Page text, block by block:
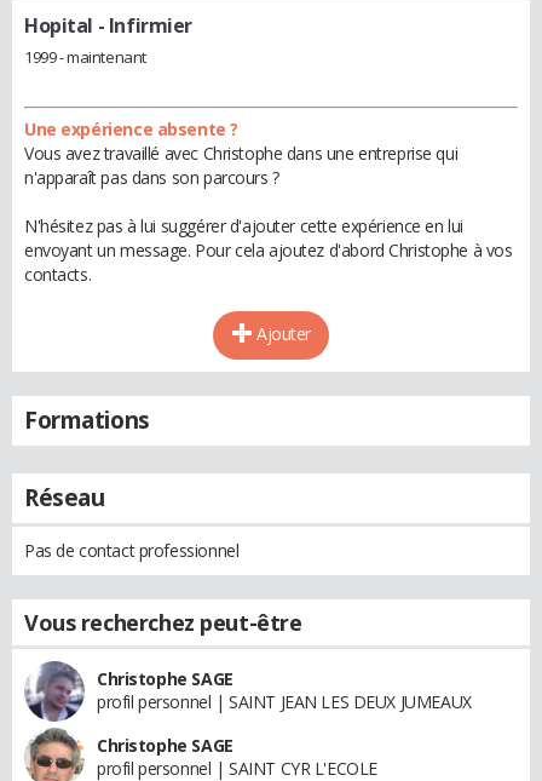
Hopital - Infirmier
1999 - maintenant
Une expérience absente ?
Vous avez travaillé avec Christophe dans une entreprise qui
n'apparaît pas dans son parcours ?
N'hésitez pas à lui suggérer d'ajouter cette expérience en lui
envoyant un message. Pour cela ajoutez d'abord Christophe à vos
contacts.
Ajouter
Formations
Réseau
Pas de contact professionnel
Vous recherchez peut-être
Christophe SAGE
profil personnel | SAINT JEAN LES DEUX JUMEAUX
Christophe SAGE
profil personnel | SAINT CYR L'ECOLE